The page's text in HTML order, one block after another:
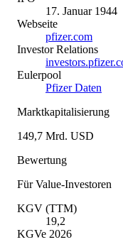
17. Januar 1944
Webseite
pfizer.com
Investor Relations
Eulerpool
Pfizer Daten
Marktkapitalisierung
149,7 Mrd. USD
Bewertung
Für Value-Investoren
KGV (TTM)
19,2
KGVe 2026